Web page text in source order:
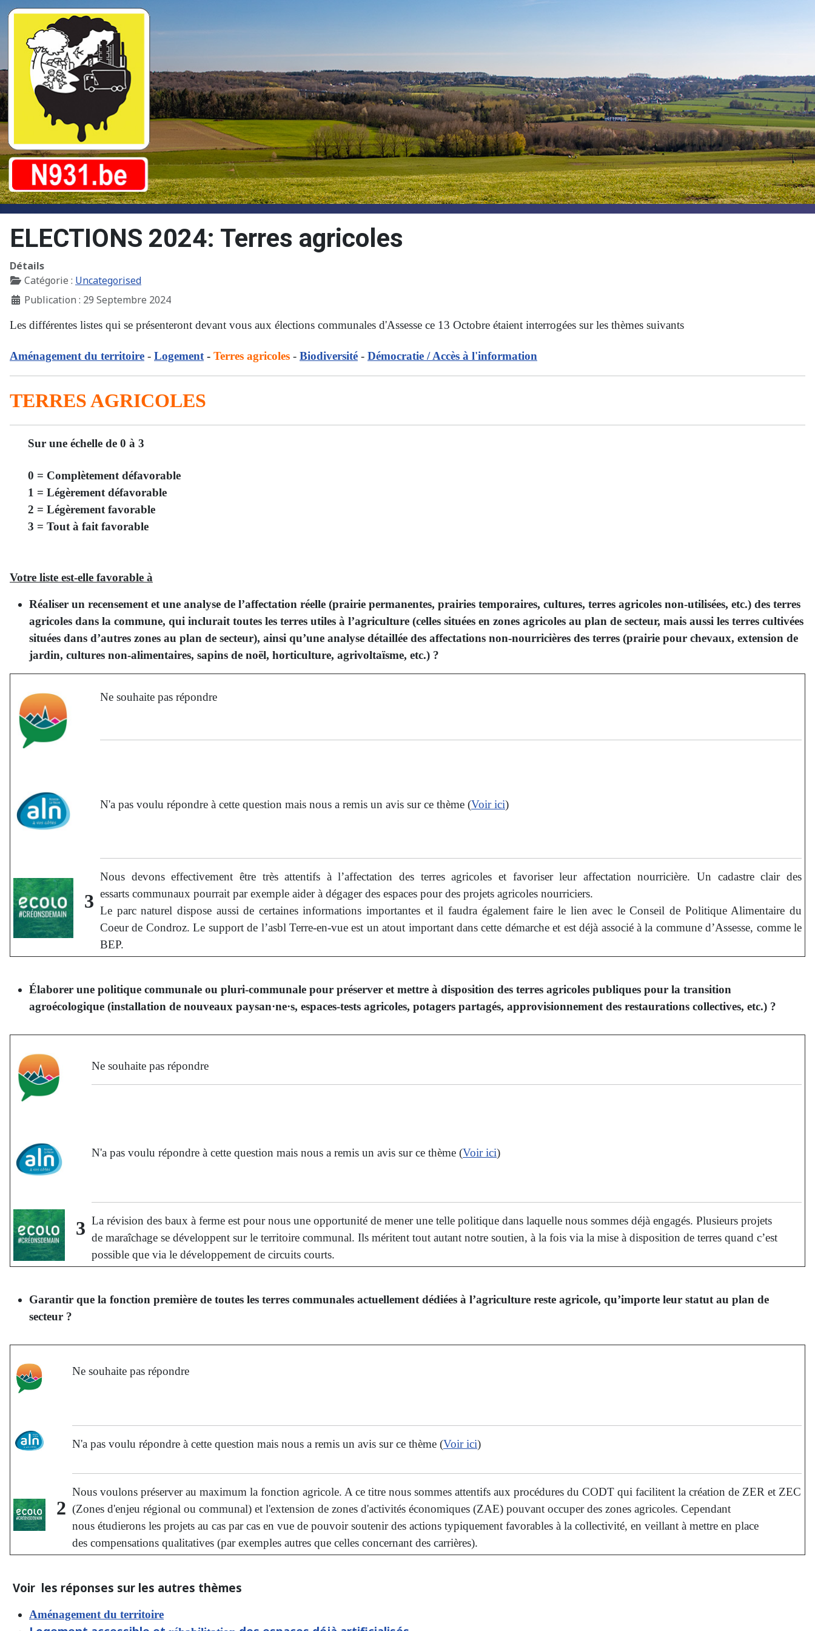
ELECTIONS 2024: Terres agricoles
Détails
Catégorie : Uncategorised
Publication : 29 Septembre 2024
Les différentes listes qui se présenteront devant vous aux élections communales d'Assesse ce 13 Octobre étaient interrogées sur les thèmes suivants
Aménagement du territoire - Logement - Terres agricoles - Biodiversité - Démocratie / Accès à l'information
TERRES AGRICOLES
Sur une échelle de 0 à 3
0 = Complètement défavorable
1 = Légèrement défavorable
2 = Légèrement favorable
3 = Tout à fait favorable
Votre liste est-elle favorable à
Réaliser un recensement et une analyse de l’affectation réelle (prairie permanentes, prairies temporaires, cultures, terres agricoles non-utilisées, etc.) des terres
agricoles dans la commune, qui inclurait toutes les terres utiles à l’agriculture (celles situées en zones agricoles au plan de secteur, mais aussi les terres cultivées
situées dans d’autres zones au plan de secteur), ainsi qu’une analyse détaillée des affectations non-nourricières des terres (prairie pour chevaux, extension de
jardin, cultures non-alimentaires, sapins de noël, horticulture, agrivoltaïsme, etc.) ?
Ne souhaite pas répondre
N'a pas voulu répondre à cette question mais nous a remis un avis sur ce thème (Voir ici)
3
Nous devons effectivement être très attentifs à l’affectation des terres agricoles et favoriser leur affectation nourricière. Un cadastre clair des
essarts communaux pourrait par exemple aider à dégager des espaces pour des projets agricoles nourriciers.
Le parc naturel dispose aussi de certaines informations importantes et il faudra également faire le lien avec le Conseil de Politique Alimentaire du
Coeur de Condroz. Le support de l’asbl Terre-en-vue est un atout important dans cette démarche et est déjà associé à la commune d’Assesse, comme le
BEP.
Élaborer une politique communale ou pluri-communale pour préserver et mettre à disposition des terres agricoles publiques pour la transition
agroécologique (installation de nouveaux paysan·ne·s, espaces-tests agricoles, potagers partagés, approvisionnement des restaurations collectives, etc.) ?
Ne souhaite pas répondre
N'a pas voulu répondre à cette question mais nous a remis un avis sur ce thème (Voir ici)
3 La révision des baux à ferme est pour nous une opportunité de mener une telle politique dans laquelle nous sommes déjà engagés. Plusieurs projets
de maraîchage se développent sur le territoire communal. Ils méritent tout autant notre soutien, à la fois via la mise à disposition de terres quand c’est
possible que via le développement de circuits courts.
Garantir que la fonction première de toutes les terres communales actuellement dédiées à l’agriculture reste agricole, qu’importe leur statut au plan de
secteur ?
Ne souhaite pas répondre
N'a pas voulu répondre à cette question mais nous a remis un avis sur ce thème (Voir ici)
2
Nous voulons préserver au maximum la fonction agricole. A ce titre nous sommes attentifs aux procédures du CODT qui facilitent la création de ZER et ZEC
(Zones d'enjeu régional ou communal) et l'extension de zones d'activités économiques (ZAE) pouvant occuper des zones agricoles. Cependant
nous étudierons les projets au cas par cas en vue de pouvoir soutenir des actions typiquement favorables à la collectivité, en veillant à mettre en place
des compensations qualitatives (par exemples autres que celles concernant des carrières).
Voir les réponses sur les autres thèmes
Aménagement du territoire